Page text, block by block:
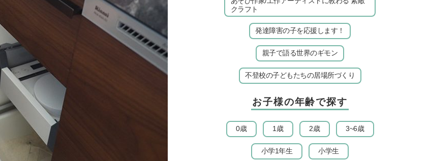
クラフト
発達障害の子を応援します！
親子で語る世界のギモン
不登校の子どもたちの居場所づくり
お子様の年齢で探す
0歳 1歳 2歳 3~6歳
小学1年生 小学生